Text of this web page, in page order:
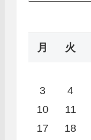
月 火
3
4
10
11
17
18